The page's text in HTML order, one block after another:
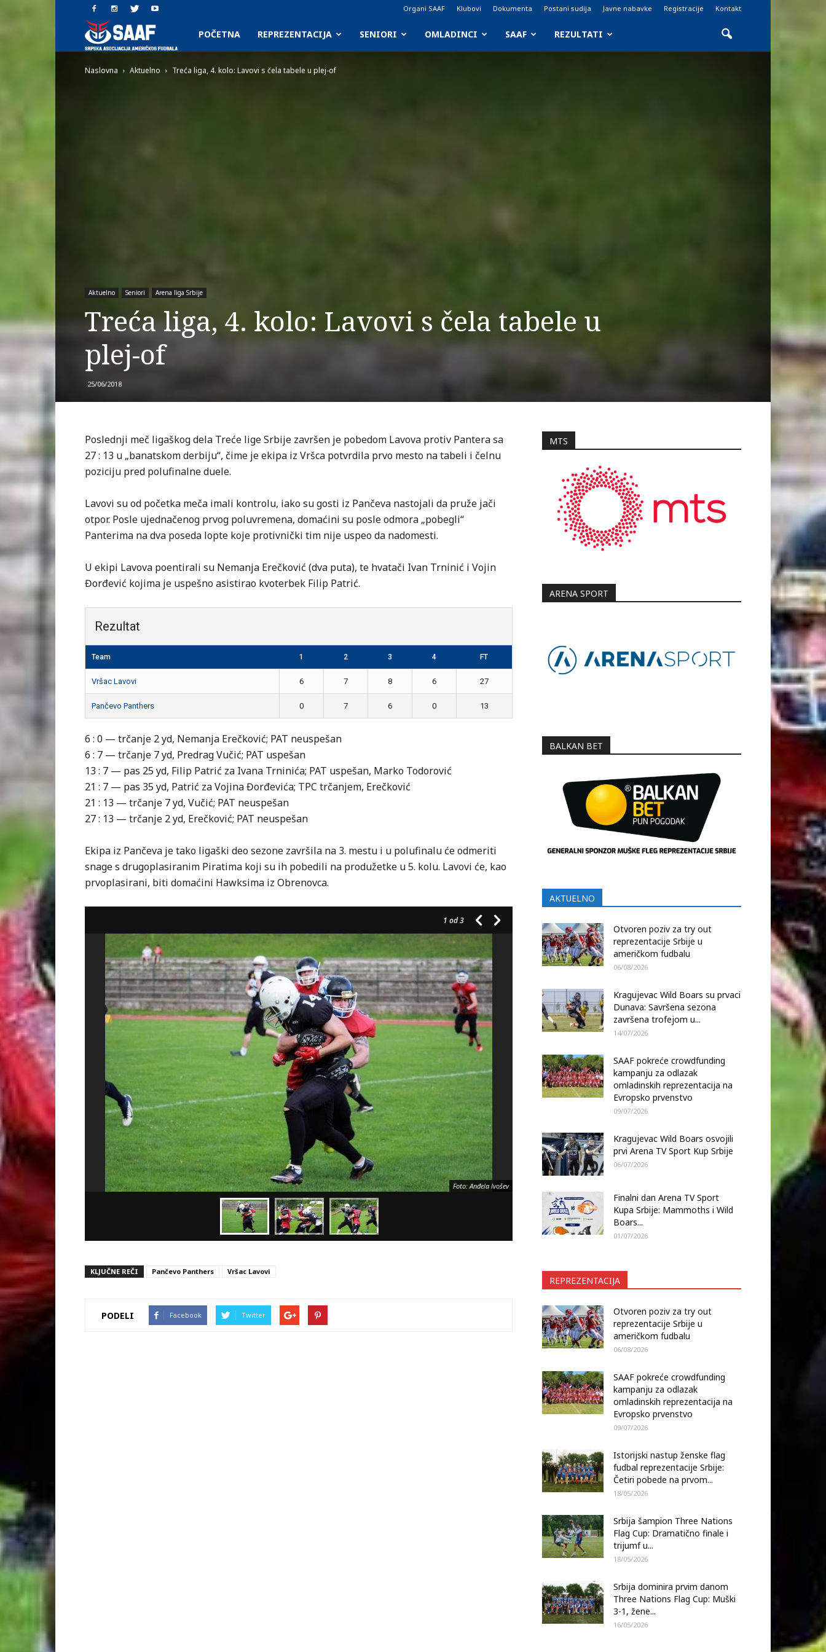
Organi SAAF Klubovi Dokumenta Postani sudija Javne nabavke Registracije Kontakt
SAAF.rs
POČETNA REPREZENTACIJA SENIORI OMLADINCI SAAF REZULTATI
Naslovna Aktuelno Treća liga, 4. kolo: Lavovi s čela tabele u plej-of
Aktuelno Seniori Arena liga Srbije
Treća liga, 4. kolo: Lavovi s čela tabele u
plej-of
25/06/2018
Poslednji meč ligaškog dela Treće lige Srbije završen je pobedom Lavova protiv Pantera sa
27 : 13 u „banatskom derbiju“, čime je ekipa iz Vršca potvrdila prvo mesto na tabeli i čelnu
poziciju pred polufinalne duele.
Lavovi su od početka meča imali kontrolu, iako su gosti iz Pančeva nastojali da pruže jači
otpor. Posle ujednačenog prvog poluvremena, domaćini su posle odmora „pobegli“
Panterima na dva poseda lopte koje protivnički tim nije uspeo da nadomesti.
U ekipi Lavova poentirali su Nemanja Erečković (dva puta), te hvatači Ivan Trninić i Vojin
Đorđević kojima je uspešno asistirao kvoterbek Filip Patrić.
Rezultat
Team 1 2 3 4 FT
Vršac Lavovi 6 7 8 6 27
Pančevo Panthers 0 7 6 0 13
6 : 0 — trčanje 2 yd, Nemanja Erečković; PAT neuspešan
6 : 7 — trčanje 7 yd, Predrag Vučić; PAT uspešan
13 : 7 — pas 25 yd, Filip Patrić za Ivana Trninića; PAT uspešan, Marko Todorović
21 : 7 — pas 35 yd, Patrić za Vojina Đorđevića; TPC trčanjem, Erečković
21 : 13 — trčanje 7 yd, Vučić; PAT neuspešan
27 : 13 — trčanje 2 yd, Erečković; PAT neuspešan
Ekipa iz Pančeva je tako ligaški deo sezone završila na 3. mestu i u polufinalu će odmeriti
snage s drugoplasiranim Piratima koji su ih pobedili na produžetke u 5. kolu. Lavovi će, kao
prvoplasirani, biti domaćini Hawksima iz Obrenovca.
1 od 3
Foto: Anđela Ivošev
KLJUČNE REČI Pančevo Panthers Vršac Lavovi
PODELI Facebook Twitter
MTS
ARENA SPORT
BALKAN BET
AKTUELNO
Otvoren poziv za try out
reprezentacije Srbije u
američkom fudbalu
06/08/2026
Kragujevac Wild Boars su prvaci
Dunava: Savršena sezona
završena trofejom u...
14/07/2026
SAAF pokreće crowdfunding
kampanju za odlazak
omladinskih reprezentacija na
Evropsko prvenstvo
09/07/2026
Kragujevac Wild Boars osvojili
prvi Arena TV Sport Kup Srbije
06/07/2026
Finalni dan Arena TV Sport
Kupa Srbije: Mammoths i Wild
Boars...
01/07/2026
REPREZENTACIJA
Otvoren poziv za try out
reprezentacije Srbije u
američkom fudbalu
06/08/2026
SAAF pokreće crowdfunding
kampanju za odlazak
omladinskih reprezentacija na
Evropsko prvenstvo
09/07/2026
Istorijski nastup ženske flag
fudbal reprezentacije Srbije:
Četiri pobede na prvom...
18/05/2026
Srbija šampion Three Nations
Flag Cup: Dramatično finale i
trijumf u...
18/05/2026
Srbija dominira prvim danom
Three Nations Flag Cup: Muški
3-1, žene...
16/05/2026